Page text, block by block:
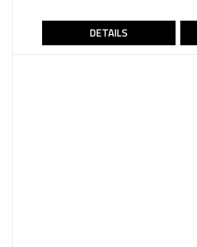
WAR:
78,90 €
IST:
36,90 €.
DETAILS